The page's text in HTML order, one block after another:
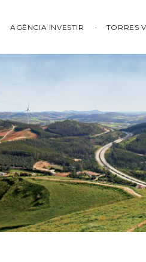
AGÊNCIA INVESTIR TORRES